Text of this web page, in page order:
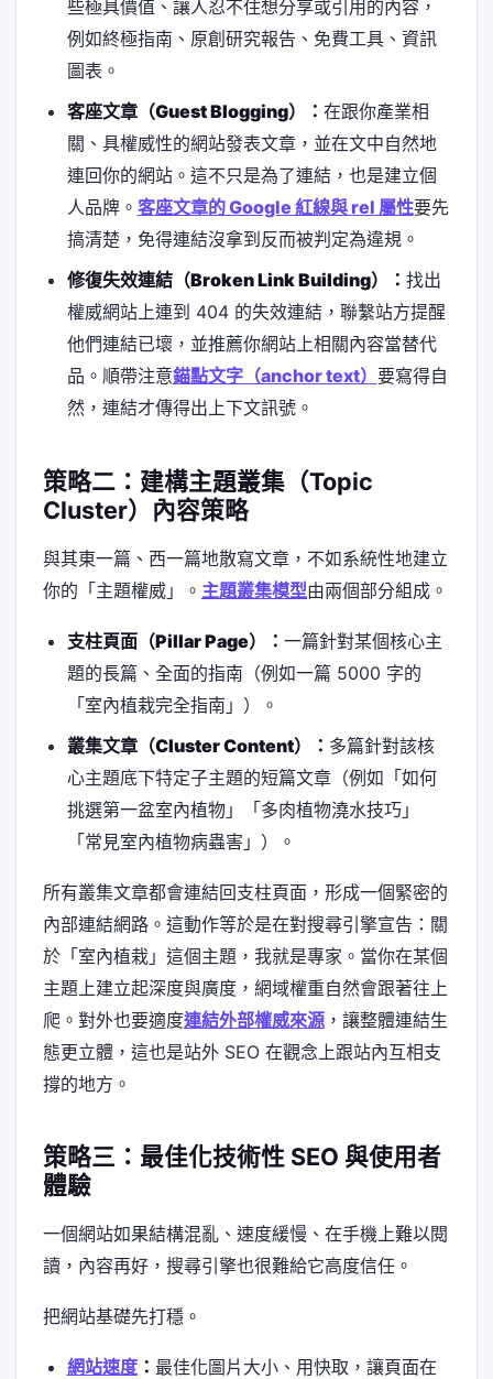
些極具價值、讓人忍不住想分享或引用的內容，
例如終極指南、原創研究報告、免費工具、資訊
圖表。
客座文章（Guest Blogging）： 在跟你產業相
關、具權威性的網站發表文章，並在文中自然地
連回你的網站。這不只是為了連結，也是建立個
人品牌。 客座文章的 Google 紅線與 rel 屬性要先
搞清楚，免得連結沒拿到反而被判定為違規。
修復失效連結（Broken Link Building）： 找出
權威網站上連到 404 的失效連結，聯繫站方提醒
他們連結已壞，並推薦你網站上相關內容當替代
品。順帶注意錨點文字（anchor text） 要寫得自
然，連結才傳得出上下文訊號。
策略二：建構主題叢集（Topic
Cluster）內容策略
與其東一篇、西一篇地散寫文章，不如系統性地建立
你的「主題權威」。 主題叢集模型由兩個部分組成。
支柱頁面（Pillar Page）： 一篇針對某個核心主
題的長篇、全面的指南（例如一篇 5000 字的
「室內植栽完全指南」）。
叢集文章（Cluster Content）： 多篇針對該核
心主題底下特定子主題的短篇文章（例如「如何
挑選第一盆室內植物」「多肉植物澆水技巧」
「常見室內植物病蟲害」）。
所有叢集文章都會連結回支柱頁面，形成一個緊密的
內部連結網路。這動作等於是在對搜尋引擎宣告：關
於「室內植栽」這個主題，我就是專家。當你在某個
主題上建立起深度與廣度，網域權重自然會跟著往上
爬。對外也要適度連結外部權威來源 ，讓整體連結生
態更立體，這也是站外 SEO 在觀念上跟站內互相支
撐的地方。
策略三：最佳化技術性 SEO 與使用者
體驗
一個網站如果結構混亂、速度緩慢、在手機上難以閱
讀，內容再好，搜尋引擎也很難給它高度信任。
把網站基礎先打穩。
網站速度： 最佳化圖片大小、用快取，讓頁面在